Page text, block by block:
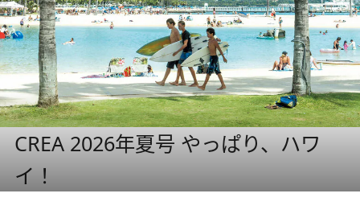
CREA 2026年夏号 やっぱり、ハワ
イ！